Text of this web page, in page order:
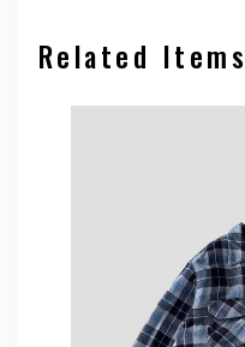
Related Items